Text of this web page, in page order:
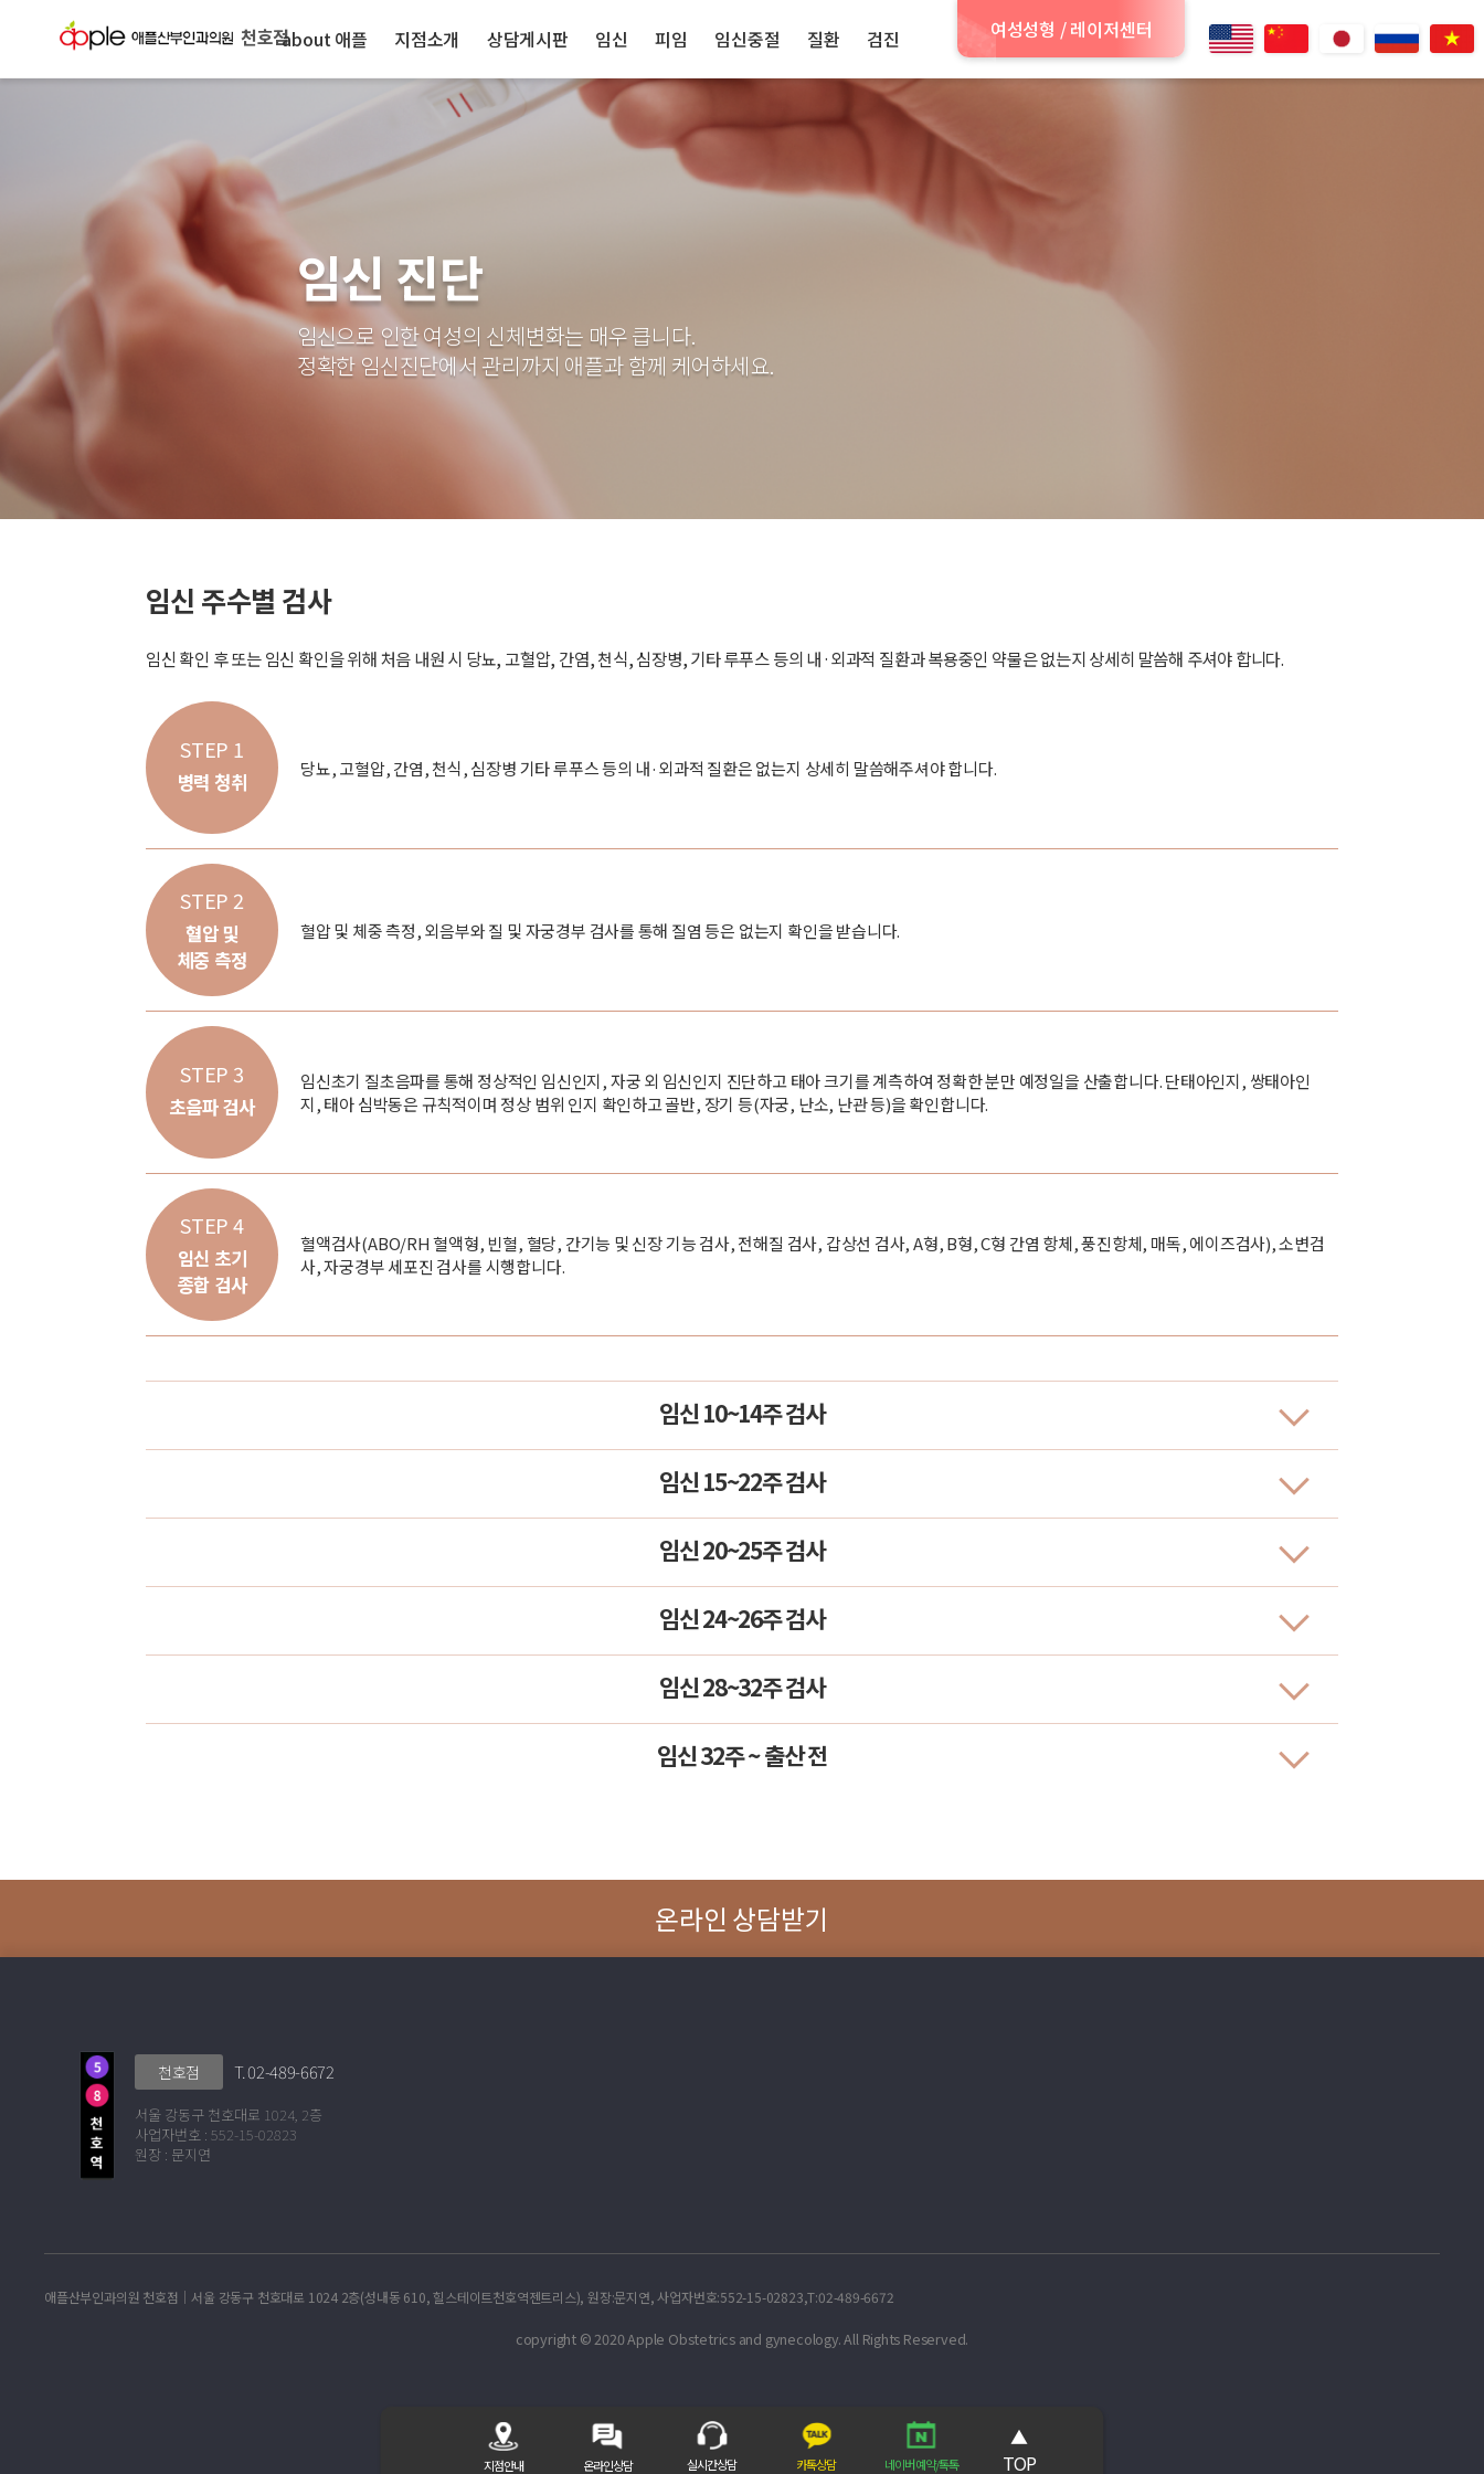
천호점about 애플 지점소개 상담게시판 임신 피임 임신중절 질환 검진 여성성형 / 레이저센터
임신 진단
임신으로 인한 여성의 신체변화는 매우 큽니다.
정확한 임신진단에서 관리까지 애플과 함께 케어하세요.
임신 주수별 검사
임신 확인 후 또는 임신 확인을 위해 처음 내원 시 당뇨, 고혈압, 간염, 천식, 심장병, 기타 루푸스 등의 내·외과적 질환과 복용중인 약물은 없는지 상세히 말씀해 주셔야 합니다.
STEP 1
병력 청취
당뇨, 고혈압, 간염, 천식, 심장병 기타 루푸스 등의 내·외과적 질환은 없는지 상세히 말씀해주셔야 합니다.
STEP 2
혈압 및
체중 측정
혈압 및 체중 측정, 외음부와 질 및 자궁경부 검사를 통해 질염 등은 없는지 확인을 받습니다.
STEP 3
초음파 검사
임신초기 질초음파를 통해 정상적인 임신인지, 자궁 외 임신인지 진단하고 태아 크기를 계측하여 정확한 분만 예정일을 산출합니다. 단태아인지, 쌍태아인
지, 태아 심박동은 규칙적이며 정상 범위 인지 확인하고 골반, 장기 등(자궁, 난소, 난관 등)을 확인합니다.
STEP 4
임신 초기
종합 검사
혈액검사(ABO/RH 혈액형, 빈혈, 혈당, 간기능 및 신장 기능 검사, 전해질 검사, 갑상선 검사, A형, B형, C형 간염 항체, 풍진항체, 매독, 에이즈검사), 소변검
사, 자궁경부 세포진 검사를 시행합니다.
임신 10~14주 검사
임신 15~22주 검사
임신 20~25주 검사
임신 24~26주 검사
임신 28~32주 검사
임신 32주 ~ 출산 전
온라인 상담받기
천호점 T. 02-489-6672
서울 강동구 천호대로 1024, 2층
사업자번호 : 552-15-02823
원장 : 문지연
애플산부인과의원 천호점│서울 강동구 천호대로 1024 2층(성내동 610, 힐스테이트천호역젠트리스), 원장:문지연, 사업자번호:552-15-02823,T:02-489-6672
copyright © 2020 Apple Obstetrics and gynecology. All Rights Reserved.
지점안내 온라인상담 실시간상담 카톡상담 네이버 예약/톡톡
▲
TOP